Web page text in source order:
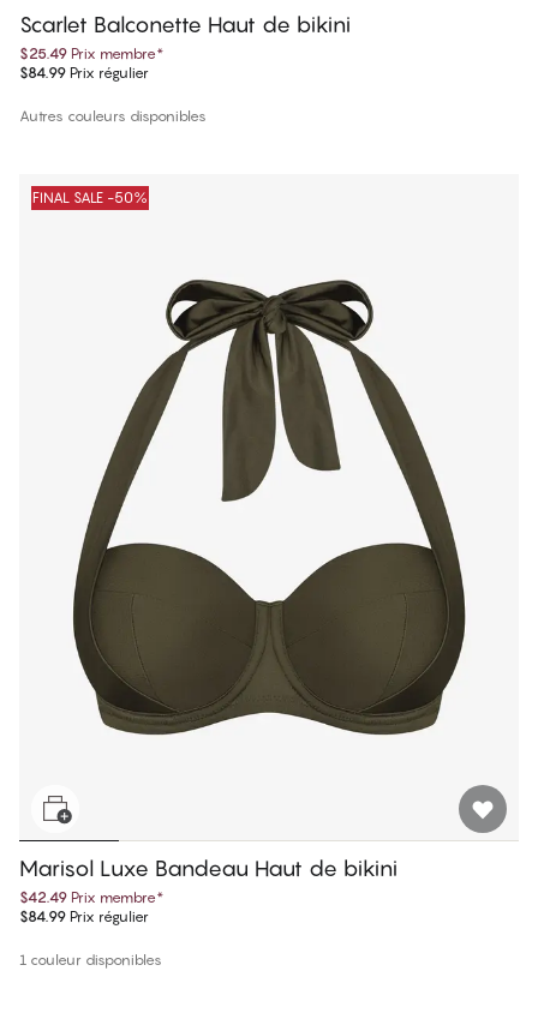
Scarlet Balconette Haut de bikini
$25.49 Prix membre*
$84.99 Prix régulier
Autres couleurs disponibles
FINAL SALE -50%
Marisol Luxe Bandeau Haut de bikini
$42.49 Prix membre*
$84.99 Prix régulier
1 couleur disponibles